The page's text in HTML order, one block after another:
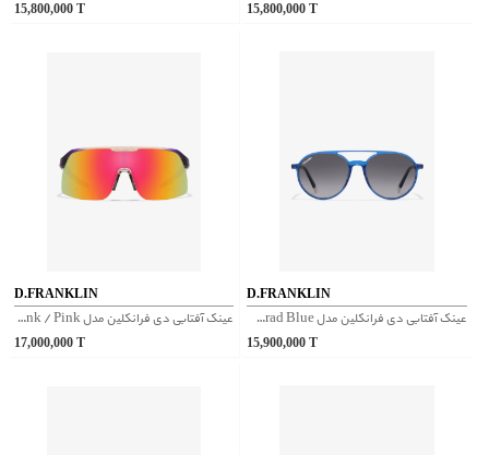
15,800,000T 15,800,000 T
D.FRANKLIN
عینک آفتابی دی فرانکلین مدل D.franklin Wind Fifty Grad Pink / Pink
17,000,000T
D.FRANKLIN
عینک آفتابی دی فرانکلین مدل D.franklin America Round Crystal Blue / Grad Blue
15,900,000 T